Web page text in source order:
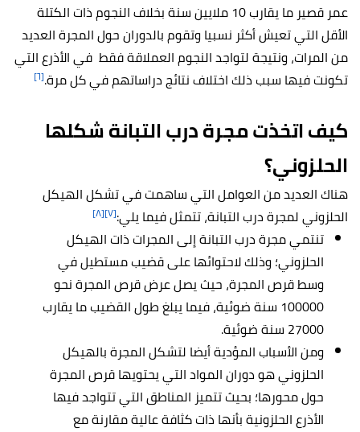
عمر قصير ما يقارب 10 ملايين سنة بخلاف النجوم ذات الكتلة
الأقل التي تعيش أكثر نسبيا وتقوم بالدوران حول المجرة العديد
من المرات، ونتيجة لتواجد النجوم العملاقة فقط في الأذرع التي
تكونت فيها سبب ذلك اختلاف نتائج دراساتهم في كل مرة.[٦]
كيف اتخذت مجرة درب التبانة شكلها
الحلزوني؟
هناك العديد من العوامل التي ساهمت في تشكل الهيكل
الحلزوني لمجرة درب التبانة، تتمثل فيما يلي:[٧] [٨]
تنتمي مجرة درب التبانة إلى المجرات ذات الهيكل
الحلزوني؛ وذلك لاحتوائها على قضيب مستطيل في
وسط قرص المجرة، حيث يصل عرض قرص المجرة نحو
100000 سنة ضوئية، فيما يبلغ طول القضيب ما يقارب
27000 سنة ضوئية.
ومن الأسباب المؤدية أيضا لتشكل المجرة بالهيكل
الحلزوني هو دوران المواد التي يحتويها قرص المجرة
حول محورها؛ بحيث تتميز المناطق التي تتواجد فيها
الأذرع الحلزونية بأنها ذات كثافة عالية مقارنة مع